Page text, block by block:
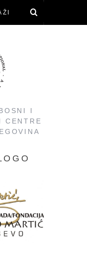
I
CENTRE